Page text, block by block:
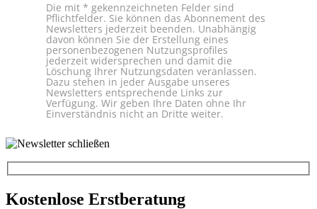
Die mit * gekennzeichneten Felder sind
Pflichtfelder. Sie können das Abonnement des
Newsletters jederzeit beenden. Unabhängig
davon können Sie der Erstellung eines
personenbezogenen Nutzungsprofiles
jederzeit widersprechen und damit die
Löschung Ihrer Nutzungsdaten veranlassen.
Dazu stehen in jeder Ausgabe unseres
Newsletters entsprechende Links zur
Verfügung. Wir geben Ihre Daten ohne Ihr
Einverständnis nicht an Dritte weiter.
Kostenlose Erstberatung